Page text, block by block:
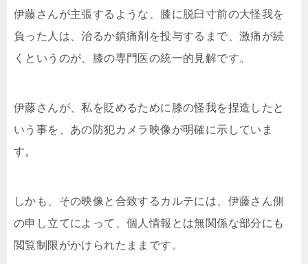
伊藤さんが主張するような、膝に脱臼寸前の大怪我を
負った人は、治るか鎮痛剤を投与するまで、激痛が続
くというのが、膝の専門医の統一的見解です。
伊藤さんが、私を貶めるために膝の怪我を捏造したと
いう事を、あの防犯カメラ映像が明確に示していま
す。
しかも、その映像と合致するカルテには、伊藤さん側
の申し立てによって、個人情報とは無関係な部分にも
閲覧制限がかけられたままです。